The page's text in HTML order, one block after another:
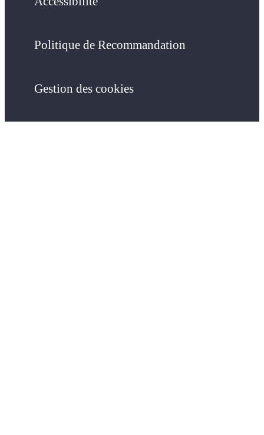
Politique de Recommandation
Gestion des cookies